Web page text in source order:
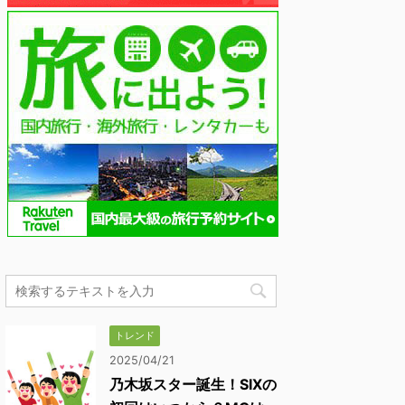
トレンド
2025/04/21
乃木坂スター誕生！SIXの